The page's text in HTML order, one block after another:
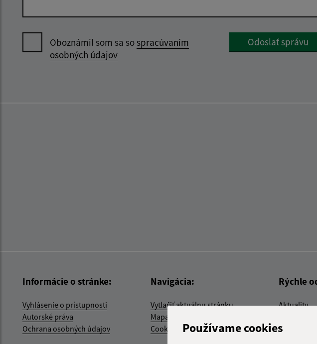
Používame cookies
Oboznámil som sa sospracúvaním
osobných údajov
Google reCaptcha
Odoslať správu
Informácie o stránke:
Vyhlásenie o prístupnosti
Autorské práva
Ochrana osobných údajov
Navigácia:
Vytlačiť aktuálnu stránku
Mapa stránok
Cookies
Rýchle
Aktuality
E-služby